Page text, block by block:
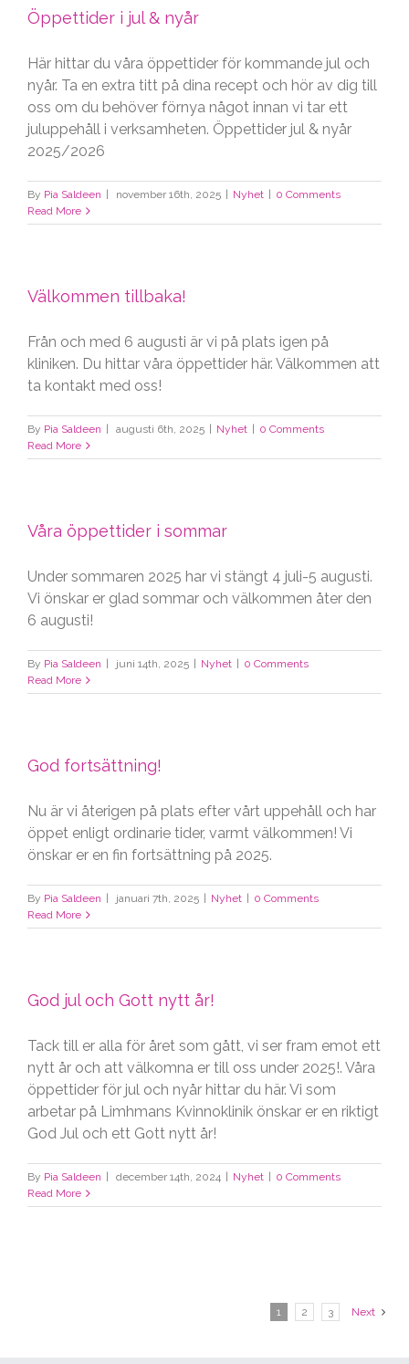
Öppettider i jul & nyår
Här hittar du våra öppettider för kommande jul och
nyår. Ta en extra titt på dina recept och hör av dig till
oss om du behöver förnya något innan vi tar ett
juluppehåll i verksamheten. Öppettider jul & nyår
2025/2026
By Pia Saldeen november 16th, 2025 Nyhet
0 Comments
Read More
Välkommen tillbaka!
Från och med 6 augusti är vi på plats igen på
kliniken. Du hittar våra öppettider här. Välkommen att
ta kontakt med oss!
By Pia Saldeen augusti 6th, 2025 Nyhet
0 Comments
Read More
Våra öppettider i sommar
Under sommaren 2025 har vi stängt 4 juli-5 augusti.
Vi önskar er glad sommar och välkommen åter den
6 augusti!
By Pia Saldeen juni 14th, 2025 Nyhet
0 Comments
Read More
God fortsättning!
Nu är vi återigen på plats efter vårt uppehåll och har
öppet enligt ordinarie tider, varmt välkommen! Vi
önskar er en fin fortsättning på 2025.
By Pia Saldeen januari 7th, 2025 Nyhet
0 Comments
Read More
God jul och Gott nytt år!
Tack till er alla för året som gått, vi ser fram emot ett
nytt år och att välkomna er till oss under 2025!. Våra
öppettider för jul och nyår hittar du här. Vi som
arbetar på Limhmans Kvinnoklinik önskar er en riktigt
God Jul och ett Gott nytt år!
By Pia Saldeen december 14th, 2024 Nyhet
0 Comments
Read More
1 2 3 Next